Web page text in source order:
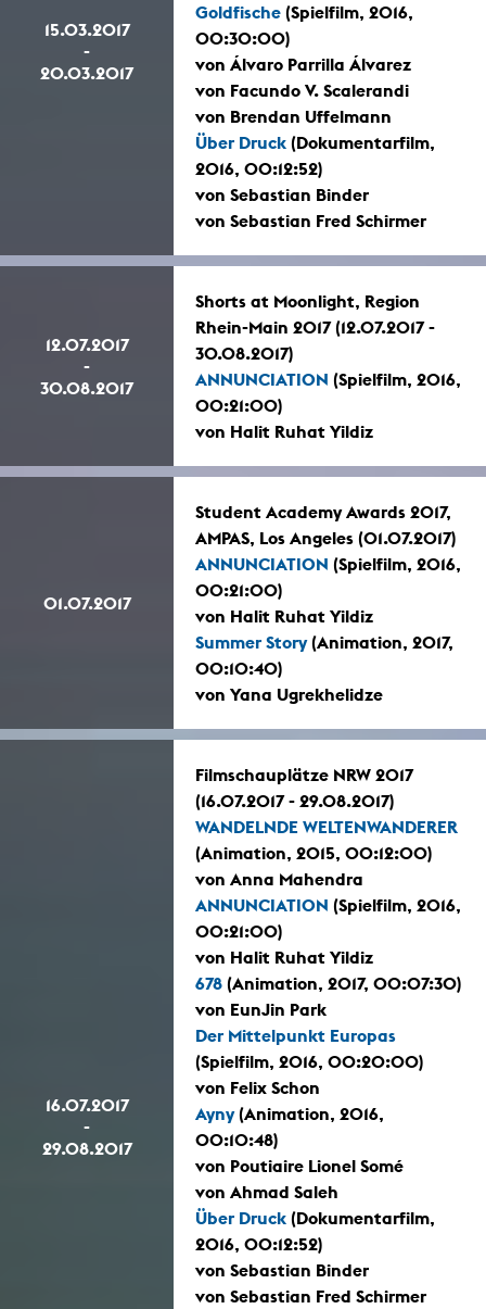
15.03.2017
-
20.03.2017
Goldfische (Spielfilm, 2016,
00:30:00)
von Álvaro Parrilla Álvarez
von Facundo V. Scalerandi
von Brendan Uffelmann
Über Druck (Dokumentarfilm,
2016, 00:12:52)
von Sebastian Binder
von Sebastian Fred Schirmer
12.07.2017
-
30.08.2017
Shorts at Moonlight, Region
Rhein-Main 2017 (12.07.2017 -
30.08.2017)
ANNUNCIATION (Spielfilm, 2016,
00:21:00)
von Halit Ruhat Yildiz
01.07.2017
Student Academy Awards 2017,
AMPAS, Los Angeles (01.07.2017)
ANNUNCIATION (Spielfilm, 2016,
00:21:00)
von Halit Ruhat Yildiz
Summer Story(Animation, 2017,
00:10:40)
von Yana Ugrekhelidze
16.07.2017
-
29.08.2017
Filmschauplätze NRW 2017
(16.07.2017 - 29.08.2017)
WANDELNDE WELTENWANDERER
(Animation, 2015, 00:12:00)
von Anna Mahendra
ANNUNCIATION (Spielfilm, 2016,
00:21:00)
von Halit Ruhat Yildiz
678 (Animation, 2017, 00:07:30)
von EunJin Park
Der Mittelpunkt Europas
(Spielfilm, 2016, 00:20:00)
von Felix Schon
Ayny(Animation, 2016,
00:10:48)
von Poutiaire Lionel Somé
von Ahmad Saleh
Über Druck (Dokumentarfilm,
2016, 00:12:52)
von Sebastian Binder
von Sebastian Fred Schirmer